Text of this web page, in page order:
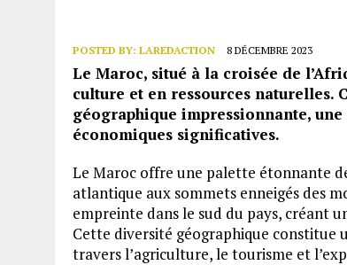
POSTED BY: LAREDACTION 8 DÉCEMBRE 2023
Le Maroc, situé à la croisée de
culture et en ressources naturelles.
géographique impressionnante,
économiques significatives.
Le Maroc offre une palette étonnante
atlantique aux sommets enneigés des
empreinte dans le sud du pays, créant
Cette diversité géographique constitue
travers l’agriculture, le tourisme et